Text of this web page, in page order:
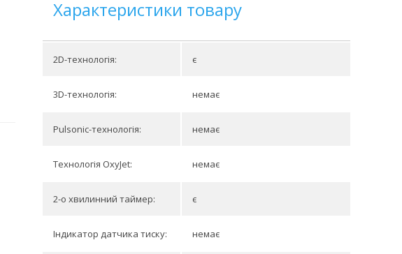
Характеристики товару
2D-технологія: є
3D-технологія: немає
Pulsonic-технологія: немає
Технологія OxyJet: немає
2-о хвилинний таймер: є
Індикатор датчика тиску: немає